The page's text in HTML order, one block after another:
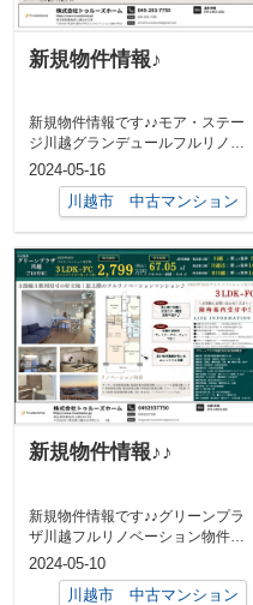
新規物件情報♪
新規物件情報です♪♪モア・ステー
ジ川越グランデュールフルリノベ
ーション物件8階建 5階部分
2SLDK...
2024-05-16
川越市 中古マンション
新規物件情報♪♪
新規物件情報です♪♪グリーンプラ
ザ川越フルリノベーション物件最
上階 7階部分3LDK川越駅 徒
歩 7...
2024-05-10
川越市 中古マンション